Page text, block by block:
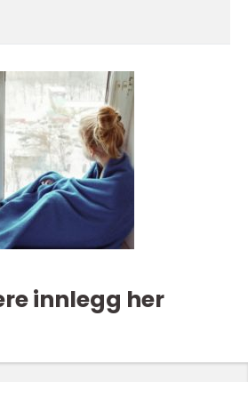
innlegg her